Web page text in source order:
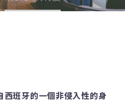
西班牙的一個非侵入性的身